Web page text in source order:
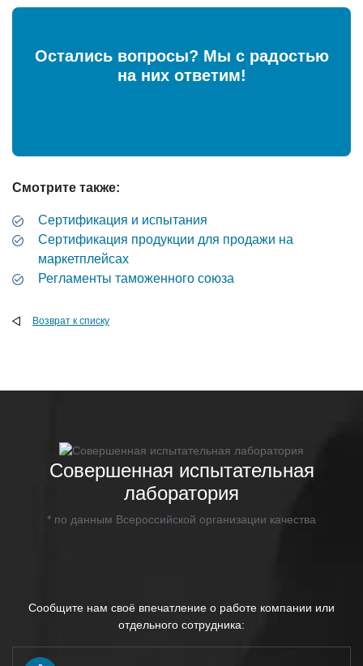
Остались вопросы? Мы с радостью
на них ответим!
Смотрите также:
Сертификация и испытания
Сертификация продукции для продажи на
маркетплейсах
Регламенты таможенного союза
Возврат к списку
Совершенная испытательная
лаборатория
* по данным Всероссийской организации качества
Сообщите нам своё впечатление о работе компании или
отдельного сотрудника: